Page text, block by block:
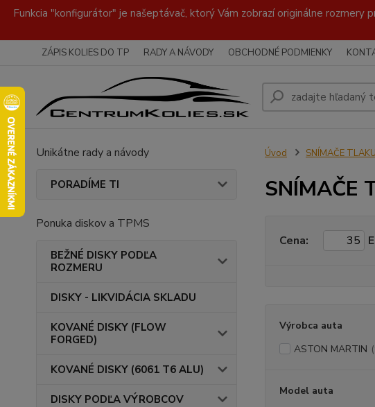
Funkcia "konfigurátor" je našeptávač, ktorý Vám zobrazí originálne
ZÁPIS KOLIES DO TP RADY A NÁVODY OBCHODNÉ PODMIENKY
Unikátne rady a návody
PORADÍME TI
Ponuka diskov a TPMS
BEŽNÉ DISKY PODĽA
ROZMERU
DISKY - LIKVIDÁCIA SKLADU
KOVANÉ DISKY (FLOW
FORGED)
KOVANÉ DISKY (6061 T6 ALU)
DISKY PODĽA VÝROBCOV
Úvod SNÍMAČE
SNÍMAČE
Cena:
Výrobca auta
ASTON MARTIN
Model auta